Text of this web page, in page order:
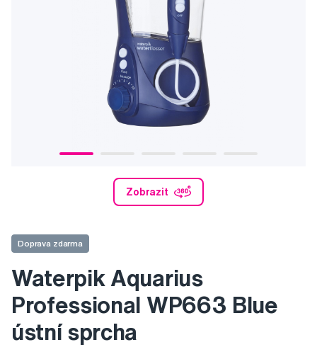
Zobrazit
Doprava zdarma
Waterpik Aquarius
Professional WP663 Blue
ústní sprcha